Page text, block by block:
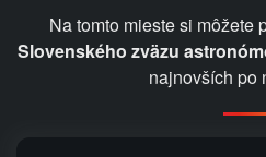
Na tomto mieste si môžete
Slovenského zväzu
najnovších po